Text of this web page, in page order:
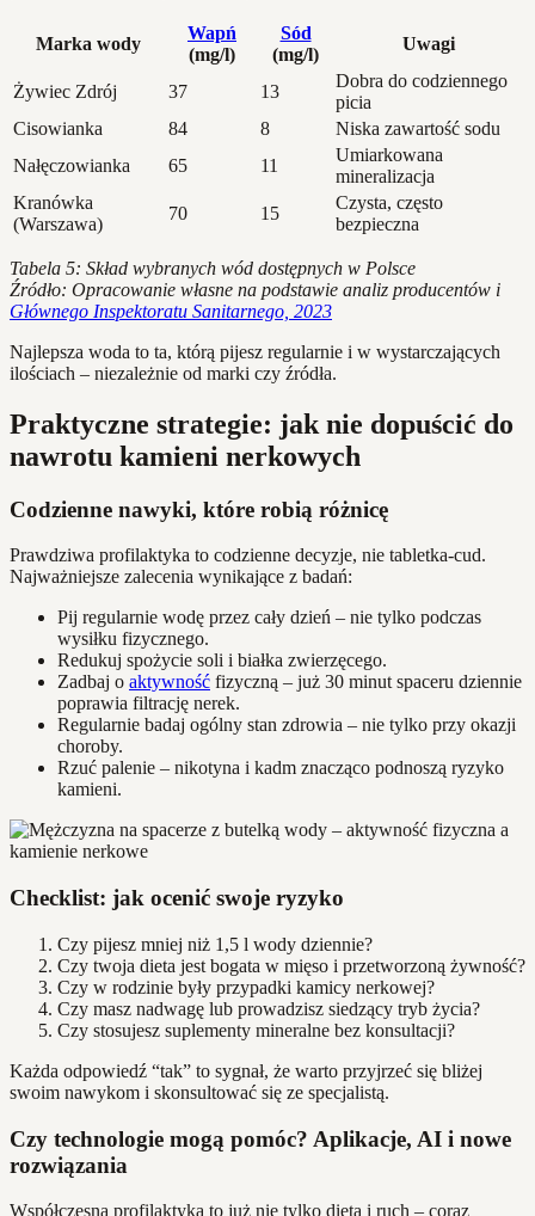
Marka wody
Wapń
(mg/l)
Sód
(mg/l)
Uwagi
Żywiec Zdrój 37 13
Dobra do codziennego
picia
Cisowianka
84 8
Niska zawartość sodu
Nałęczowianka
65 11
Umiarkowana
mineralizacja
Kranówka
(Warszawa)
70 15
Czysta, często
bezpieczna
Tabela 5: Skład wybranych wód dostępnych w Polsce
Źródło: Opracowanie własne na podstawie analiz producentów i
Głównego Inspektoratu Sanitarnego, 2023
Najlepsza woda to ta, którą pijesz regularnie i w wystarczających
ilościach – niezależnie od marki czy źródła.
Praktyczne strategie: jak nie dopuścić do
nawrotu kamieni nerkowych
Codzienne nawyki, które robią różnicę
Prawdziwa profilaktyka to codzienne decyzje, nie tabletka-cud.
Najważniejsze zalecenia wynikające z badań:
Pij regularnie wodę przez cały dzień – nie tylko podczas
wysiłku fizycznego.
Redukuj spożycie soli i białka zwierzęcego.
Zadbaj o aktywność fizyczną – już 30 minut spaceru dziennie
poprawia filtrację nerek.
Regularnie badaj ogólny stan zdrowia – nie tylko przy okazji
choroby.
Rzuć palenie – nikotyna i kadm znacząco podnoszą ryzyko
kamieni.
Checklist: jak ocenić swoje ryzyko
Czy pijesz mniej niż 1,5 l wody dziennie?
Czy twoja dieta jest bogata w mięso i przetworzoną żywność?
Czy w rodzinie były przypadki kamicy nerkowej?
Czy masz nadwagę lub prowadzisz siedzący tryb życia?
Czy stosujesz suplementy mineralne bez konsultacji?
Każda odpowiedź “tak” to sygnał, że warto przyjrzeć się bliżej
swoim nawykom i skonsultować się ze specjalistą.
Czy technologie mogą pomóc? Aplikacje, AI i nowe
rozwiązania
Współczesna profilaktyka to już nie tylko dieta i ruch – coraz